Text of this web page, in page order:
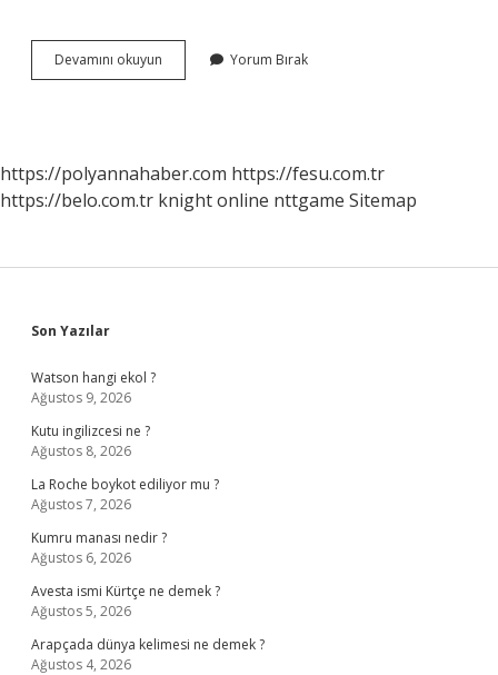
Devamını okuyun
Piyango
Yorum Bırak
https://polyannahaber.com https://fesu.com.tr
https://belo.com.tr knight online nttgame Sitemap
Sidebar
Son Yazılar
Watson hangi ekol ?
Ağustos 9, 2026
Kutu ingilizcesi ne ?
Ağustos 8, 2026
La Roche boykot ediliyor mu ?
Ağustos 7, 2026
Kumru manası nedir ?
Ağustos 6, 2026
Avesta ismi Kürtçe ne demek ?
Ağustos 5, 2026
Arapçada dünya kelimesi ne demek ?
Ağustos 4, 2026